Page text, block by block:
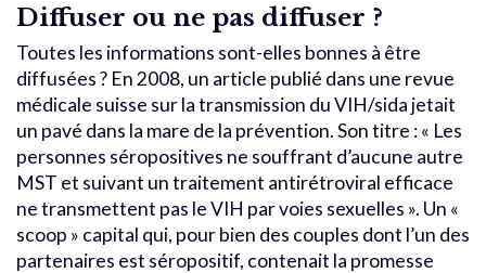
Diffuser ou ne pas diffuser ?
Toutes les informations sont-elles bonnes à être
diffusées ? En 2008, un article publié dans une revue
médicale suisse sur la transmission du VIH/sida jetait
un pavé dans la mare de la prévention. Son titre : « Les
personnes séropositives ne souffrant d’aucune autre
MST et suivant un traitement antirétroviral efficace
ne transmettent pas le VIH par voies sexuelles ». Un «
scoop » capital qui, pour bien des couples dont l’un des
partenaires est séropositif, contenait la promesse